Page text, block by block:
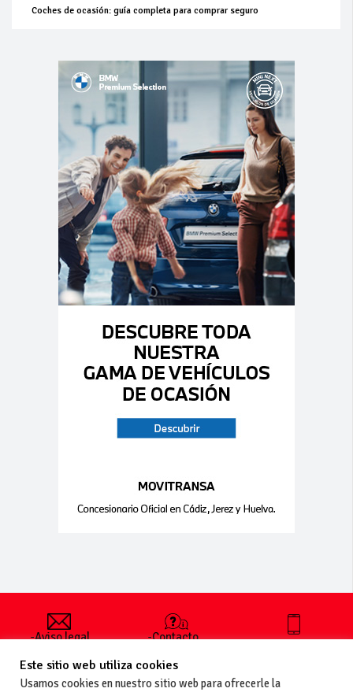
Coches de ocasión: guía completa para comprar seguro
-Aviso legal
generales
de uso
-Contacto
publicar un
anuncio
+34 627 35
Este sitio web utiliza cookies
Usamos cookies en nuestro sitio web para ofrecerle la